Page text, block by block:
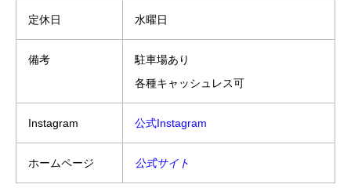
定休日 水曜日
備考
駐車場あり
各種キャッシュレス可
Instagram 公式Instagram
ホームページ 公式サイト